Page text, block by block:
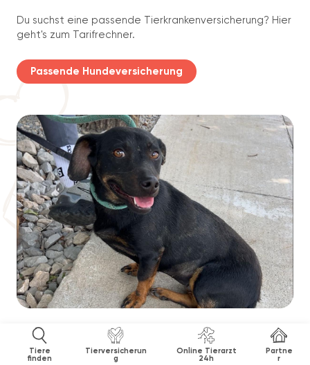
Tiere
finden
Tierversicherun
g
Online Tierarzt
24h
Partne
r
Du suchst eine passende Tierkrankenversicherung? Hier
geht's zum Tarifrechner.
Passende Hundeversicherung